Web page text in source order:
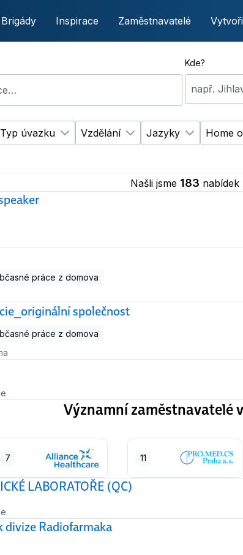
Brigády Inspirace Zaměstnavatelé
Kde?
např.
zveřejnění
filtr Plat
Typ úvazku
Změnit filtr Typ úvazku
Vzdělání
Změnit filtr Vzdělání
Jazyky
Změnit filtr
Home
Našli jsme 183 nabídek
práce z domova
společnost
práce z domova
Významní zaměstnavatelé
7 11
LABORATOŘE (QC)
divize Radiofarmaka